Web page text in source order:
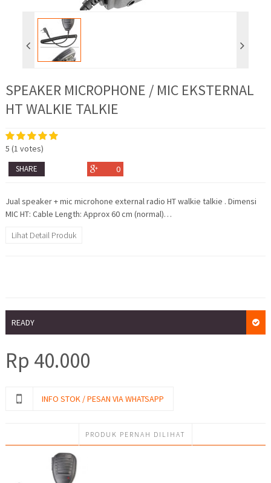
SPEAKER MICROPHONE / MIC EKSTERNAL
HT WALKIE TALKIE
5 (1 votes)
SHARE 0
Jual speaker + mic microhone external radio HT walkie talkie . Dimensi
MIC HT: Cable Length: Approx 60 cm (normal)…
Lihat Detail Produk
READY
Rp 40.000
INFO STOK / PESAN VIA WHATSAPP
PRODUK PERNAH DILIHAT